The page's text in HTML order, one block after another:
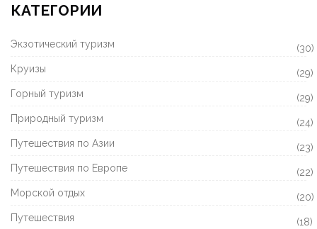
КАТЕГОРИИ
Экзотический туризм
(30)
Круизы
(29)
Горный туризм
(29)
Природный туризм
(24)
Путешествия по Азии
(23)
Путешествия по Европе
(22)
Морской отдых
(20)
Путешествия
(18)